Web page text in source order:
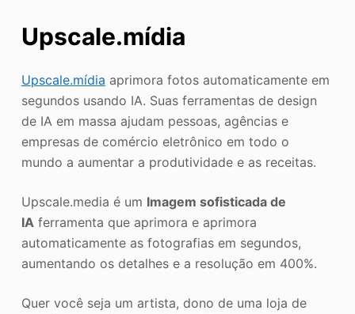
Upscale.mídia
Upscale.mídia aprimora fotos automaticamente em
segundos usando IA. Suas ferramentas de design
de IA em massa ajudam pessoas, agências e
empresas de comércio eletrônico em todo o
mundo a aumentar a produtividade e as receitas.
Upscale.media é um Imagem sofisticada de
IA ferramenta que aprimora e aprimora
automaticamente as fotografias em segundos,
aumentando os detalhes e a resolução em 400%.
Quer você seja um artista, dono de uma loja de